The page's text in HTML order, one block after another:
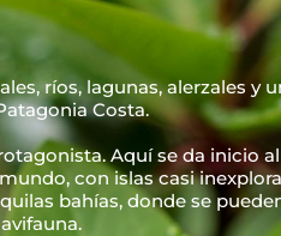
ríos, lagunas, alerzales y
Costa.
Aquí se da inicio
con islas casi
bahías, donde se